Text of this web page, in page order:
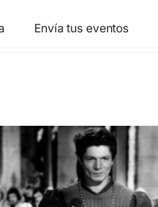
Envía tus eventos